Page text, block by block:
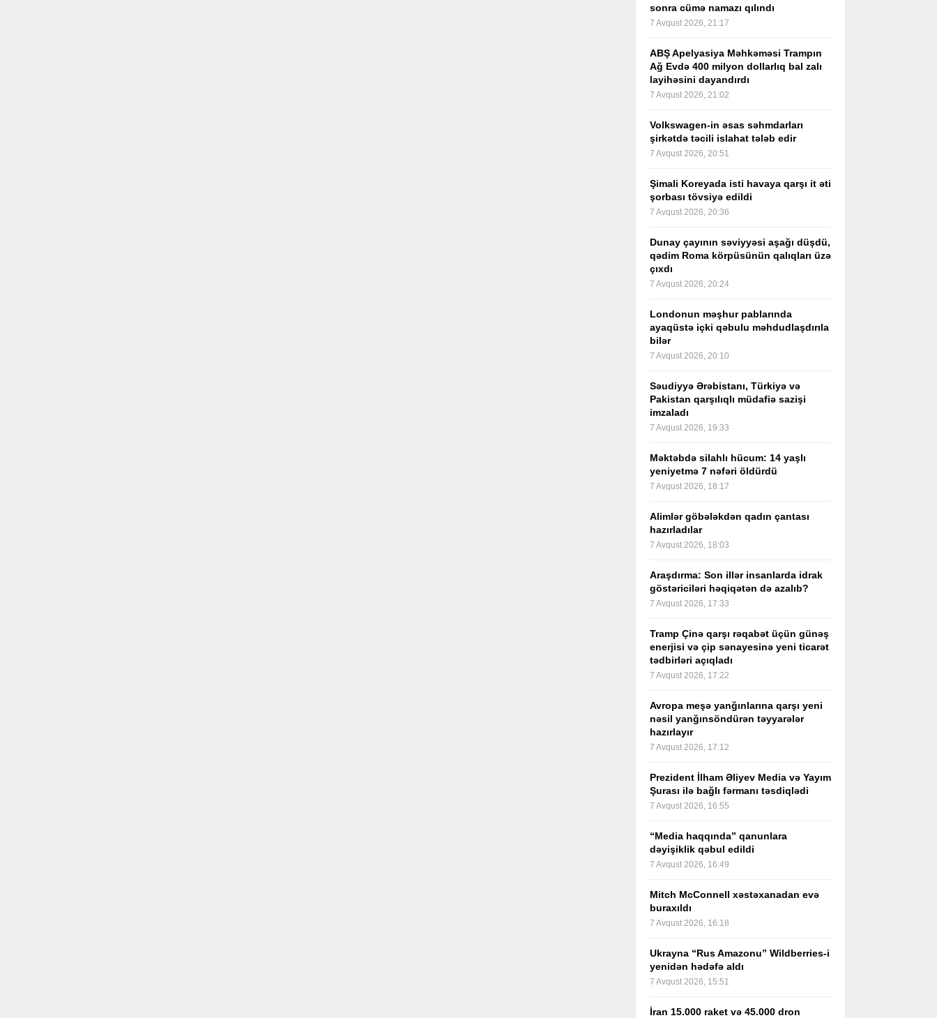
sonra cümə namazı qılındı
7 Avqust 2026, 21:17
ABŞ Apelyasiya Məhkəməsi Trampın
Ağ Evdə 400 milyon dollarlıq bal zalı
layihəsini dayandırdı
7 Avqust 2026, 21:02
Volkswagen-in əsas səhmdarları
şirkətdə təcili islahat tələb edir
7 Avqust 2026, 20:51
Şimali Koreyada isti havaya qarşı it əti
şorbası tövsiyə edildi
7 Avqust 2026, 20:36
Dunay çayının səviyyəsi aşağı düşdü,
qədim Roma körpüsünün qalıqları üzə
çıxdı
7 Avqust 2026, 20:24
Londonun məşhur pablarında
ayaqüstə içki qəbulu məhdudlaşdırıla
bilər
7 Avqust 2026, 20:10
Səudiyyə Ərəbistanı, Türkiyə və
Pakistan qarşılıqlı müdafiə sazişi
imzaladı
7 Avqust 2026, 19:33
Məktəbdə silahlı hücum: 14 yaşlı
yeniyetmə 7 nəfəri öldürdü
7 Avqust 2026, 18:17
Alimlər göbələkdən qadın çantası
hazırladılar
7 Avqust 2026, 18:03
Araşdırma: Son illər insanlarda idrak
göstəriciləri həqiqətən də azalıb?
7 Avqust 2026, 17:33
Tramp Çinə qarşı rəqabət üçün günəş
enerjisi və çip sənayesinə yeni ticarət
tədbirləri açıqladı
7 Avqust 2026, 17:22
Avropa meşə yanğınlarına qarşı yeni
nəsil yanğınsöndürən təyyarələr
hazırlayır
7 Avqust 2026, 17:12
Prezident İlham Əliyev Media və Yayım
Şurası ilə bağlı fərmanı təsdiqlədi
7 Avqust 2026, 16:55
“Media haqqında” qanunlara
dəyişiklik qəbul edildi
7 Avqust 2026, 16:49
Mitch McConnell xəstəxanadan evə
buraxıldı
7 Avqust 2026, 16:18
Ukrayna “Rus Amazonu” Wildberries-i
yenidən hədəfə aldı
7 Avqust 2026, 15:51
İran 15.000 raket və 45.000 dron